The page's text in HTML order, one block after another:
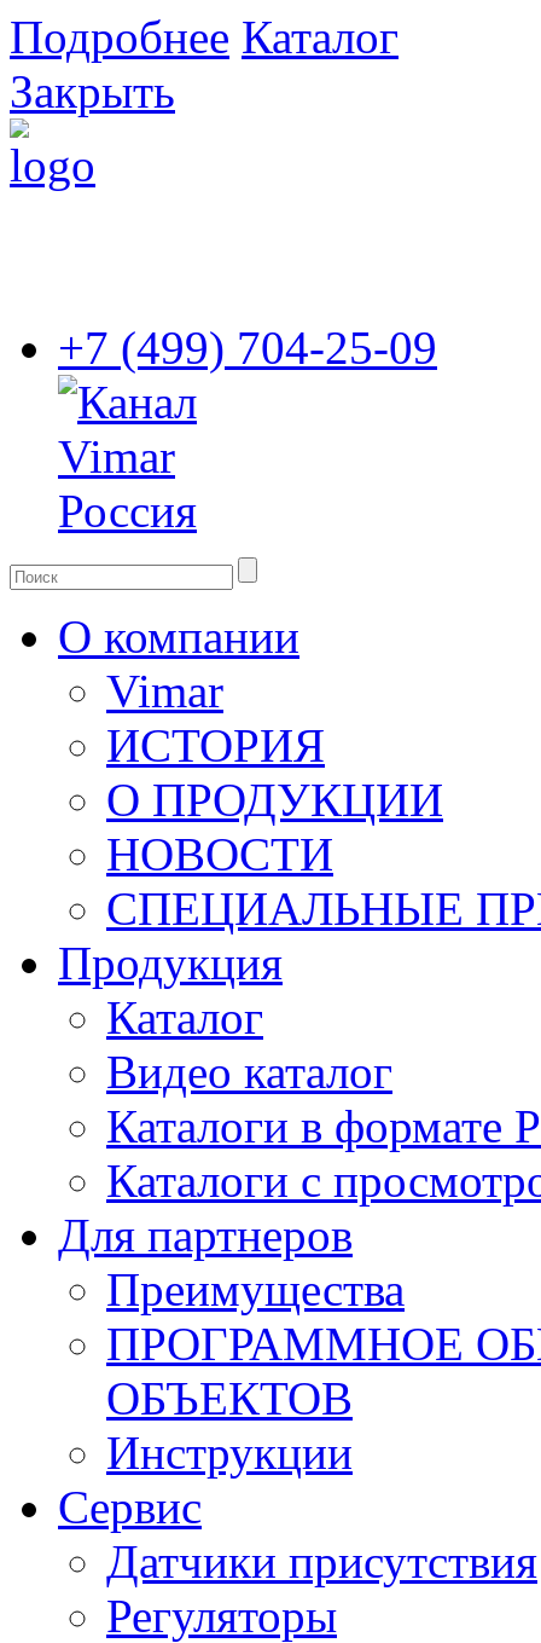
Подробнее Каталог
Закрыть
+7 (499) 704-25-09
О компании
Vimar
ИСТОРИЯ
О ПРОДУКЦИИ
НОВОСТИ
СПЕЦИАЛЬНЫЕ
Продукция
Каталог
Видео каталог
Каталоги в формате
Каталоги с
Для партнеров
Преимущества
ПРОГРАММНОЕ
ОБЪЕКТОВ
Инструкции
Сервис
Датчики присутствия
Регуляторы